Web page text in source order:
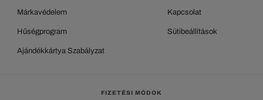
Márkavédelem
Hűségprogram
Ajándékkártya Szabályzat
Kapcsolat
Sütibeállítások
FIZETÉSI MÓDOK